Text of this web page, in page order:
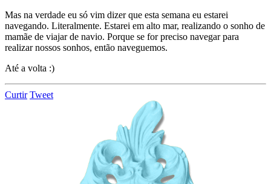
Mas na verdade eu só vim dizer que esta semana eu estarei
navegando. Literalmente. Estarei em alto mar, realizando o sonho de
mamãe de viajar de navio. Porque se for preciso navegar para
realizar nossos sonhos, então naveguemos.
Até a volta :)
Curtir Tweet